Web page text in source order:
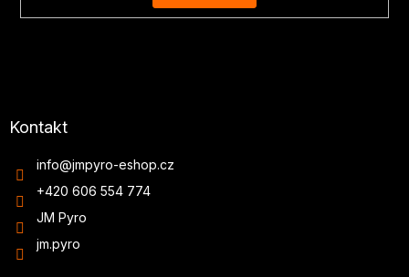
Kontakt
info@jmpyro-eshop.cz
+420 606 554 774
JM Pyro
jm.pyro